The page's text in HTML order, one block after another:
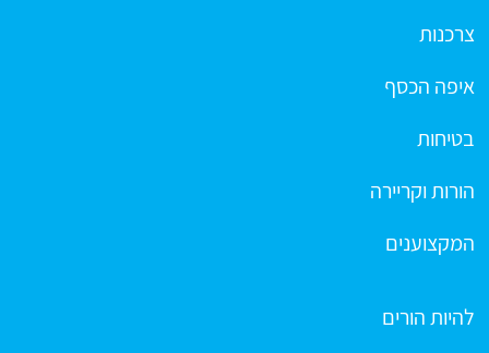
צרכנות
איפה הכסף
בטיחות
הורות וקריירה
המקצוענים
להיות הורים